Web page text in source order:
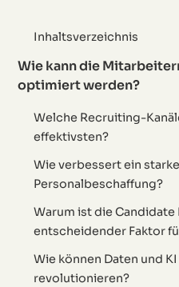
Inhaltsverzeichnis
Wie kann die
optimiert werden?
Welche Recruiting-
effektivsten?
Wie verbessert ein
Personalbeschaffung?
Warum ist die Candidate
entscheidender Faktor
Wie können Daten und
revolutionieren?